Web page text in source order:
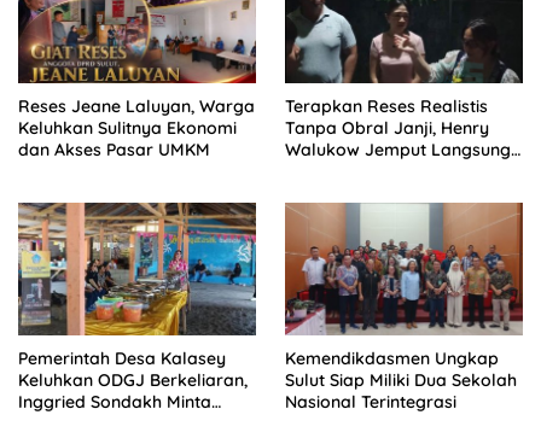
Reses Jeane Laluyan, Warga
Keluhkan Sulitnya Ekonomi
dan Akses Pasar UMKM
Terapkan Reses Realistis
Tanpa Obral Janji, Henry
Walukow Jemput Langsung
Pemerintah Desa Kalasey
Keluhkan ODGJ Berkeliaran,
Inggried Sondakh Minta
Kemendikdasmen Ungkap
Sulut Siap Miliki Dua Sekolah
Nasional Terintegrasi